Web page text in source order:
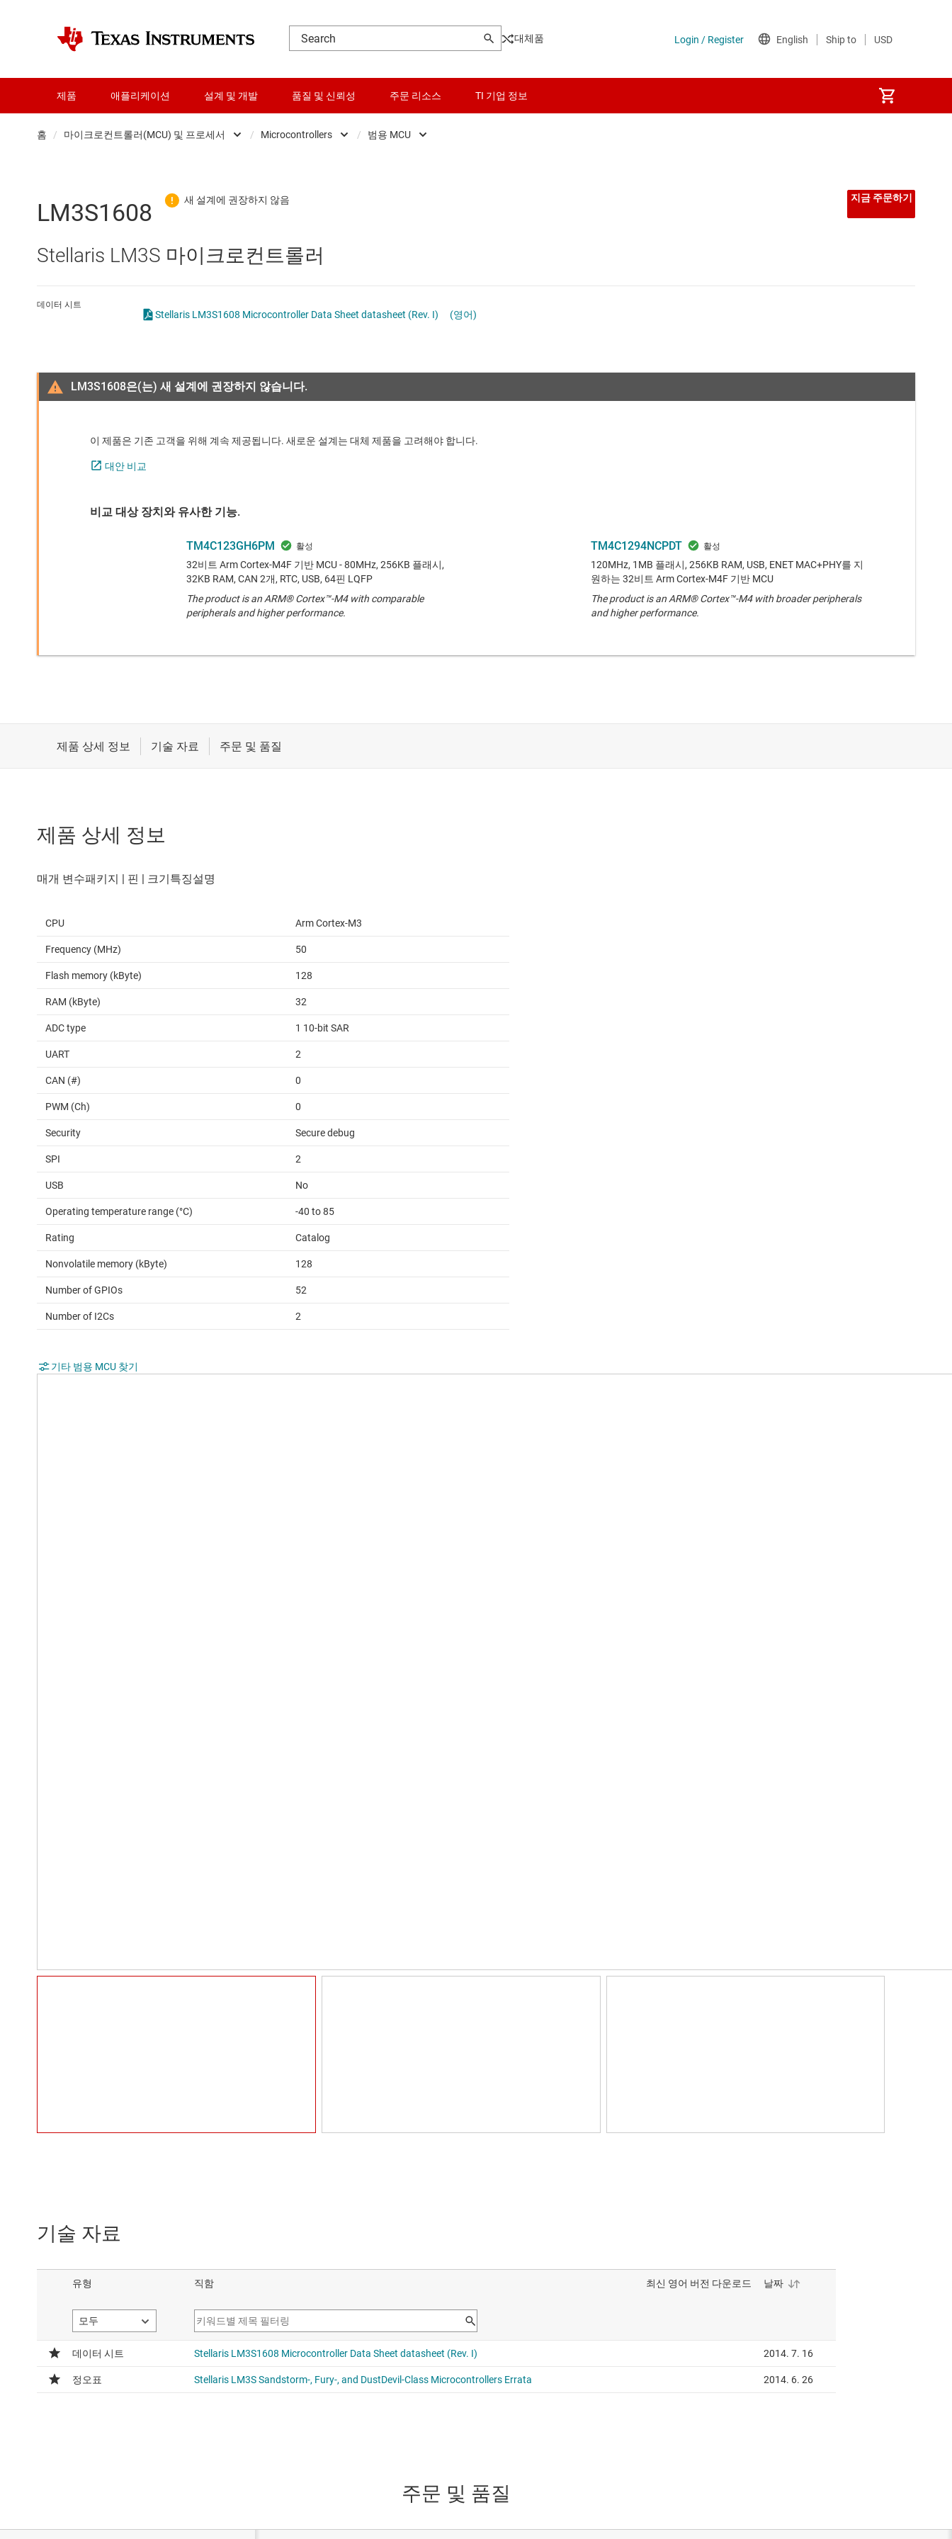
대체품
제품 애플리케이션 설계 및 개발 품질 및 신뢰성 주문 리소스 TI 기업 정보
홈 / 마이크로컨트롤러(MCU) 및 프로세서
RF 및 마이크로파
데이터 컨버터
마이크로컨트롤러(MCU) 및 프로세서
무선 연결
절연
/ Microcontrollers / 범용 MCU
차량용 MCU
LM3S1608
Stellaris LM3S 마이크로컨트롤러
지금 주문하기
데이터 시트
Stellaris LM3S1608 Microcontroller Data Sheet datasheet (Rev. I) (영어)
LM3S1608은(는) 새 설계에 권장하지 않습니다.
이 제품은 기존 고객을 위해 계속 제공됩니다. 새로운 설계는 대체 제품을 고려해야 합니다.
대안 비교
비교 대상 장치와 유사한 기능.
TM4C123GH6PM
32비트 Arm Cortex-M4F 기반 MCU - 80MHz, 256KB 플래시,
32KB RAM, CAN 2개, RTC, USB, 64핀 LQFP
The product is an ARM® Cortex™-M4 with comparable
peripherals and higher performance.
TM4C1294NCPDT
120MHz, 1MB 플래시, 256KB RAM, USB, ENET MAC+PHY를 지
원하는 32비트 Arm Cortex-M4F 기반 MCU
The product is an ARM® Cortex™-M4 with broader peripherals
and higher performance.
제품 상세 정보
CPU Arm Cortex-M3
Frequency (MHz) 50
Flash memory (kByte) 128
RAM (kByte) 32
ADC type 1 10-bit SAR
UART 2
CAN (#) 0
PWM (Ch) 0
Security Secure debug
SPI 2
USB No
Operating temperature range (°C) -40 to 85
Rating Catalog
Nonvolatile memory (kByte) 128
Number of GPIOs 52
Number of I2Cs 2
기타 범용 MCU 찾기
기술 자료
주문 및 품질